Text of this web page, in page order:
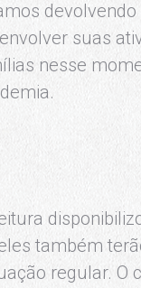
suas
nesse
também
regular. O